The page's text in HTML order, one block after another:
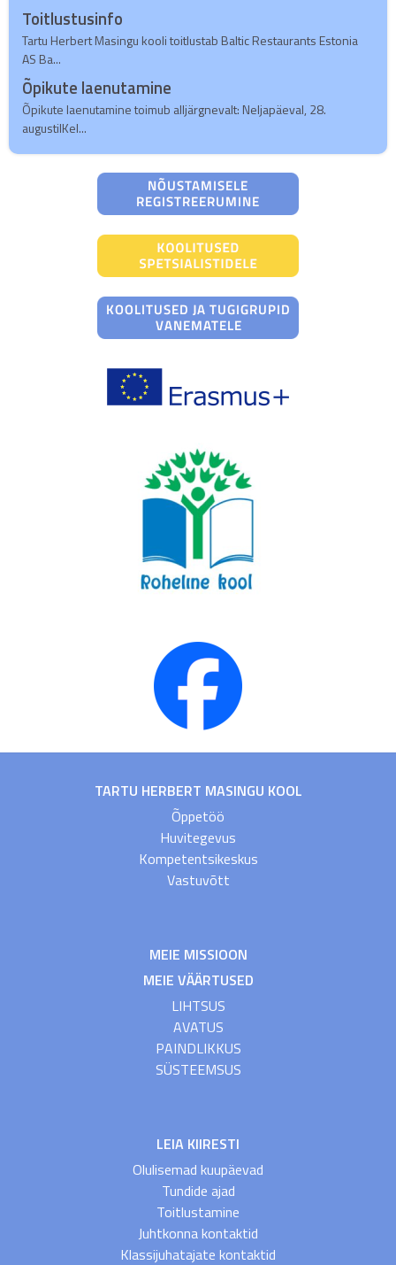
Toitlustusinfo
Tartu Herbert Masingu kooli toitlustab Baltic Restaurants Estonia
AS Ba...
Õpikute laenutamine
Õpikute laenutamine toimub alljärgnevalt: Neljapäeval, 28.
augustilKel...
TARTU HERBERT MASINGU KOOL
Õppetöö
Huvitegevus
Kompetentsikeskus
Vastuvõtt
MEIE MISSIOON
MEIE VÄÄRTUSED
LIHTSUS
AVATUS
PAINDLIKKUS
SÜSTEEMSUS
LEIA KIIRESTI
Olulisemad kuupäevad
Tundide ajad
Toitlustamine
Juhtkonna kontaktid
Klassijuhatajate kontaktid